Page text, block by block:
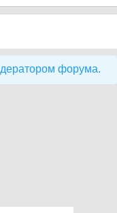
форума.